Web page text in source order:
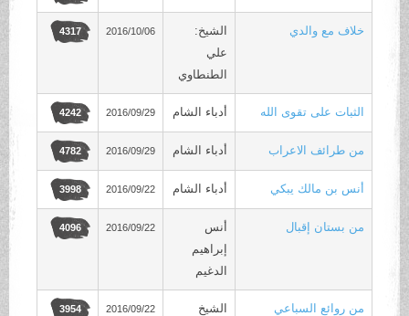
خلاف مع والدي
الشيخ:
علي
الطنطاوي
2016/10/06
4317
الثبات على تقوى الله أدباء الشام 2016/09/29
4242
من طرائف الاعراب أدباء الشام 2016/09/29
4782
أنس بن مالك يبكي أدباء الشام 2016/09/22
3998
من بستان إقبال
أنس
إبراهيم
الدغيم
2016/09/22
4096
من روائع السباعي
الشيخ
2016/09/22
3954